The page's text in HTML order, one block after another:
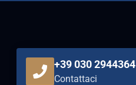
+39 030 2944364
Contattaci